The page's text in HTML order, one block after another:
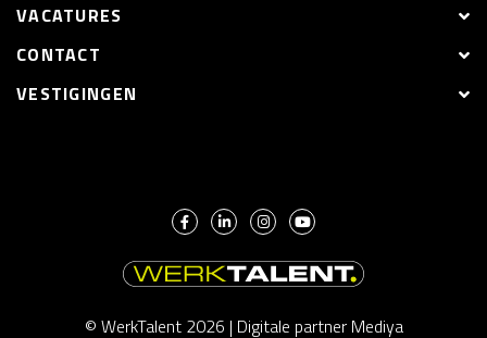
VACATURES
CONTACT
VESTIGINGEN
© WerkTalent 2026 | Digitale partner Mediya